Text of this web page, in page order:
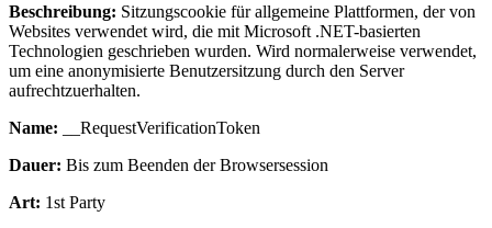
Beschreibung: Sitzungscookie für allgemeine Plattformen, der von
Websites verwendet wird, die mit Microsoft .NET-basierten
Technologien geschrieben wurden. Wird normalerweise verwendet,
um eine anonymisierte Benutzersitzung durch den Server
aufrechtzuerhalten.
Name: __RequestVerificationToken
Dauer: Bis zum Beenden der Browsersession
Art: 1st Party